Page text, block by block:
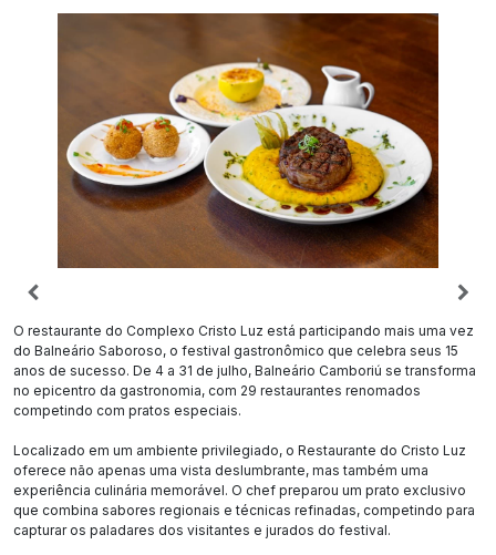
O restaurante do Complexo Cristo Luz está participando mais uma vez
do Balneário Saboroso, o festival gastronômico que celebra seus 15
anos de sucesso. De 4 a 31 de julho, Balneário Camboriú se transforma
no epicentro da gastronomia, com 29 restaurantes renomados
competindo com pratos especiais.
Localizado em um ambiente privilegiado, o Restaurante do Cristo Luz
oferece não apenas uma vista deslumbrante, mas também uma
experiência culinária memorável. O chef preparou um prato exclusivo
que combina sabores regionais e técnicas refinadas, competindo para
capturar os paladares dos visitantes e jurados do festival.